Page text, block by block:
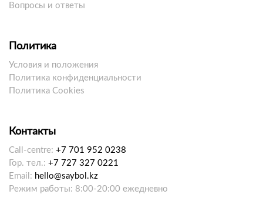
Вопросы и ответы
Политика
Условия и положения
Политика конфиденциальности
Политика Cookies
Контакты
Call-centre: +7 701 952 0238
Гор. тел.: +7 727 327 0221
Email: hello@saybol.kz
Режим работы: 8:00-20:00 ежедневно